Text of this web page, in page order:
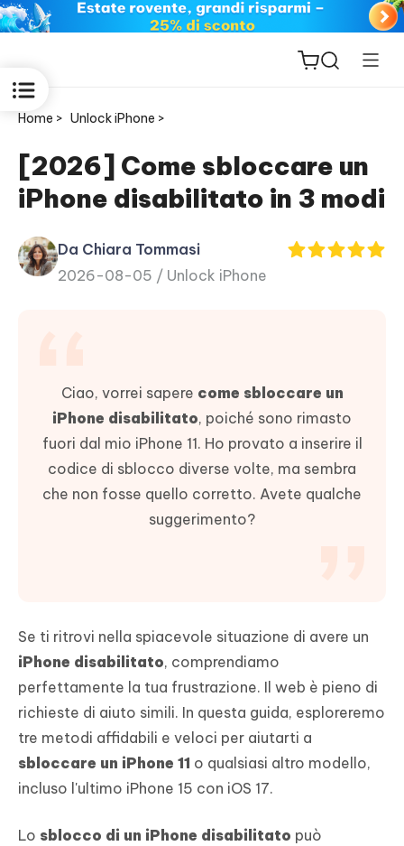
for iOS
iAnyGo
Home > Unlock iPhone >
[2026] Come sbloccare un
iPhone disabilitato in 3 modi
Da Chiara Tommasi
2026-08-05 / Unlock iPhone
Ciao, vorrei sapere come sbloccare un
iPhone disabilitato, poiché sono rimasto
fuori dal mio iPhone 11. Ho provato a inserire il
codice di sblocco diverse volte, ma sembra
che non fosse quello corretto. Avete qualche
suggerimento?
Se ti ritrovi nella spiacevole situazione di avere un
iPhone disabilitato, comprendiamo
perfettamente la tua frustrazione. Il web è pieno di
richieste di aiuto simili. In questa guida, esploreremo
tre metodi affidabili e veloci per aiutarti a
sbloccare un iPhone 11 o qualsiasi altro modello,
incluso l'ultimo iPhone 15 con iOS 17.
Lo sblocco di un iPhone disabilitato può